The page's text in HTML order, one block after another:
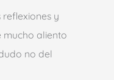
y
mucho aliento
no del